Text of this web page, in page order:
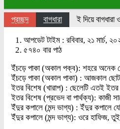
প্রচ্ছদ বাগধারা ই দিয়ে
আপডেট টাইম : রবিবার, ২১ মার্চ,
৫৭৪০ বার পাঠ
ইঁচড়ে পাকা (অকাল পক্ব): শহরে অনেক
ইঁচড়ে পাকা (অকাল পাকা) : আজকাল ছোট
ইতর বিশেষ (খারাপ) : ছেলেটি এতই ইতর
ইতর বিশেষ (প্রভেদ বা পার্থক্য): কাজী
ইঁদুর কপালে (মন্দ ভাগ্য) : ইঁদুর কপালে
ইঁদুর কপালে (মন্দ ভাগ্য): ওরে হাফিজ,